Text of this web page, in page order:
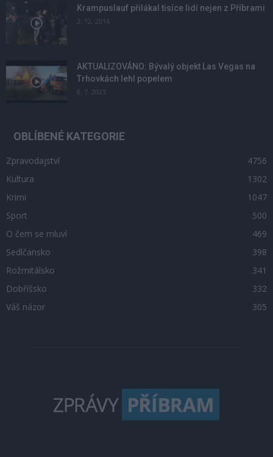
Krampuslauf přilákal tisíce lidí nejen z Příbrami
2. 12. 2016
AKTUALIZOVÁNO: Bývalý objekt Las Vegas na
Trhovkách lehl popelem
8. 7. 2023
OBLÍBENÉ KATEGORIE
Zpravodajství
4756
Kultura
1302
Krimi
1047
Sport
500
O čem se mluví
469
Sedlčansko
398
Rožmitálsko
341
Dobříšsko
332
Váš názor
305